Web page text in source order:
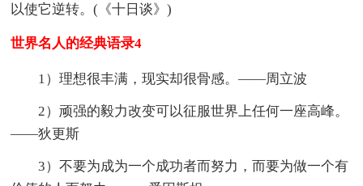
以使它逆转。(《十日谈》)
世界名人的经典语录4
1）理想很丰满，现实却很骨感。——周立波
2）顽强的毅力改变可以征服世界上任何一座高峰。
——狄更斯
3）不要为成为一个成功者而努力，而要为做一个有